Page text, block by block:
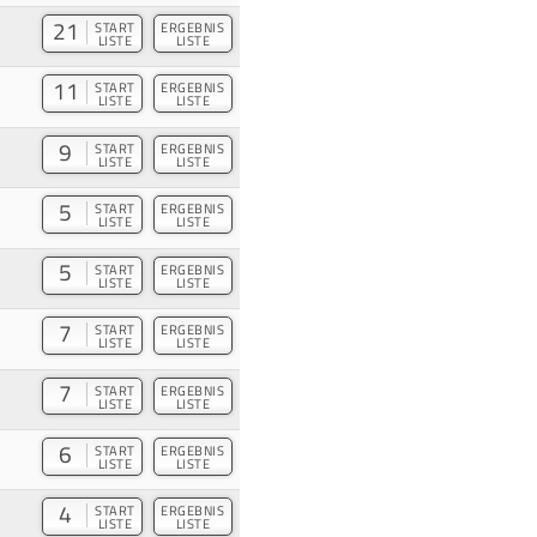
21 START
LISTE
ERGEBNIS
LISTE
11 START
LISTE
ERGEBNIS
LISTE
9 START
LISTE
ERGEBNIS
LISTE
5 START
LISTE
ERGEBNIS
LISTE
5 START
LISTE
ERGEBNIS
LISTE
7 START
LISTE
ERGEBNIS
LISTE
7 START
LISTE
ERGEBNIS
LISTE
6 START
LISTE
ERGEBNIS
LISTE
4 START
LISTE
ERGEBNIS
LISTE